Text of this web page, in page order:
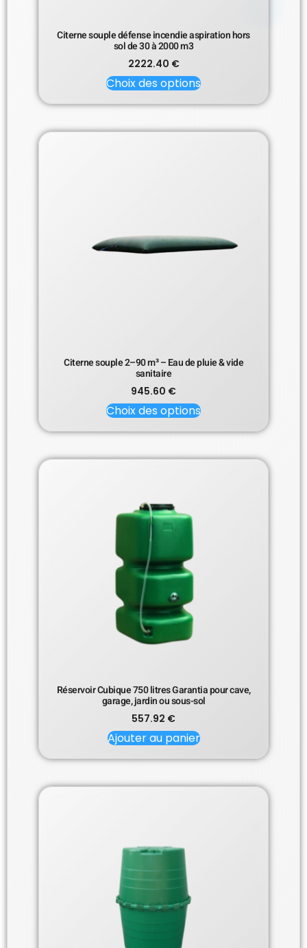
Citerne souple défense incendie aspiration hors
sol de 30 à 2000 m3
2222.40 €
Choix des options
Citerne souple 2–90 m³ – Eau de pluie & vide
sanitaire
945.60 €
Choix des options
Réservoir Cubique 750 litres Garantia pour cave,
garage, jardin ou sous-sol
557.92 €
Ajouter au panier